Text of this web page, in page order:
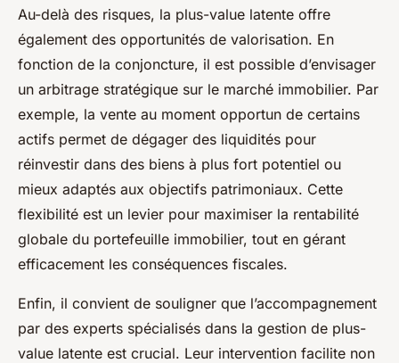
Au-delà des risques, la plus-value latente offre
également des opportunités de valorisation. En
fonction de la conjoncture, il est possible d’envisager
un arbitrage stratégique sur le marché immobilier. Par
exemple, la vente au moment opportun de certains
actifs permet de dégager des liquidités pour
réinvestir dans des biens à plus fort potentiel ou
mieux adaptés aux objectifs patrimoniaux. Cette
flexibilité est un levier pour maximiser la rentabilité
globale du portefeuille immobilier, tout en gérant
efficacement les conséquences fiscales.
Enfin, il convient de souligner que l’accompagnement
par des experts spécialisés dans la gestion de plus-
value latente est crucial. Leur intervention facilite non